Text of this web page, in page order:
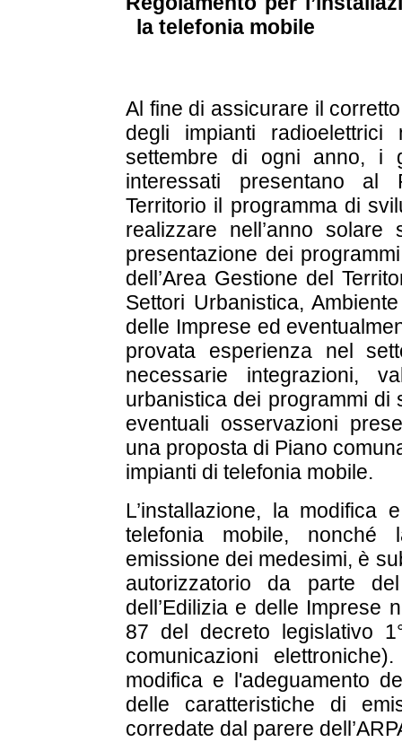
la telefonia mobile
Al fine di assicurare il
degli impianti
settembre di ogni anno, i
interessati presentano al
Territorio il programma di
realizzare nell’anno
presentazione dei
dell’Area Gestione del
Settori Urbanistica,
delle Imprese ed
provata esperienza nel
necessarie integrazioni,
urbanistica dei programmi
eventuali osservazioni
una proposta di Piano
impianti di telefonia mobile.
L’installazione, la modifica
telefonia mobile, nonché
emissione dei medesimi, è
autorizzatorio da parte
dell’Edilizia e delle Imprese
87 del decreto legislativo
comunicazioni
modifica e l'adeguamento
delle caratteristiche di
corredate dal parere